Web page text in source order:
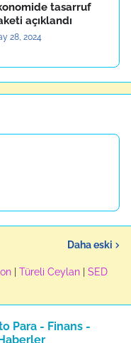
tasarruf
açıklandı
28, 2024
Daha eski
Türeli Ceylan
SED
Para - Finans -